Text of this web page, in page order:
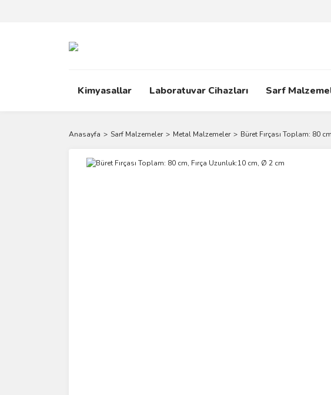
Kimyasallar Laboratuvar Cihazları Sarf
Anasayfa Sarf Malzemeler Metal Malzemeler Büret Fırçası Toplam: 80